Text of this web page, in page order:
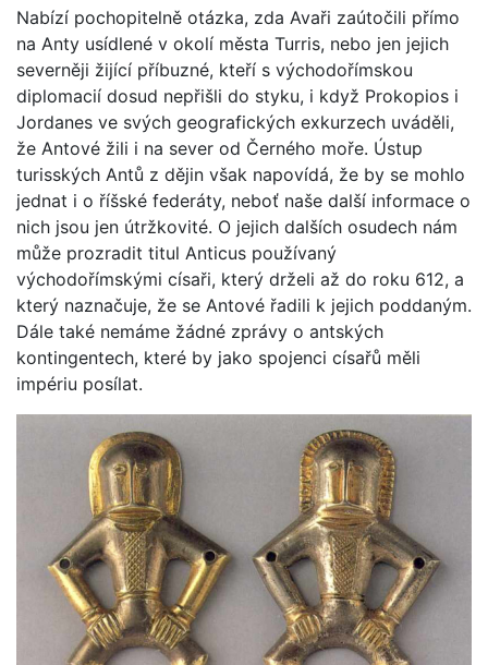
Nabízí pochopitelně otázka, zda Avaři zaútočili přímo
na Anty usídlené v okolí města Turris, nebo jen jejich
severněji žijící příbuzné, kteří s východořímskou
diplomacií dosud nepřišli do styku, i když Prokopios i
Jordanes ve svých geografických exkurzech uváděli,
že Antové žili i na sever od Černého moře. Ústup
turisských Antů z dějin však napovídá, že by se mohlo
jednat i o říšské federáty, neboť naše další informace o
nich jsou jen útržkovité. O jejich dalších osudech nám
může prozradit titul Anticus používaný
východořímskými císaři, který drželi až do roku 612, a
který naznačuje, že se Antové řadili k jejich poddaným.
Dále také nemáme žádné zprávy o antských
kontingentech, které by jako spojenci císařů měli
impériu posílat.